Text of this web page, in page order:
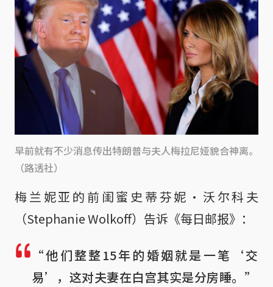
早前就有不少消息传出特朗普与夫人梅拉尼娅貌合神离。
（路透社）
梅兰妮亚的前闺蜜史蒂芬妮·沃尔科夫
（Stephanie Wolkoff）告诉《每日邮报》：
“他们整整15年的婚姻就是一笔‘交
易’，这对夫妻在白宫其实是分房睡。”